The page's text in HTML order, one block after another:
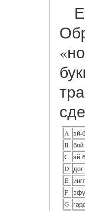
A эй-
B бой
C эй-
D дог
E
F
эфу
G